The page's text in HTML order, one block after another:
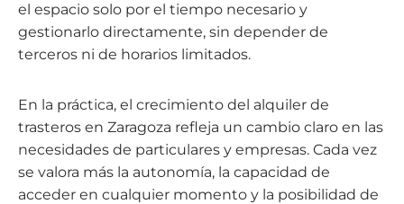
el espacio solo por el tiempo necesario y
gestionarlo directamente, sin depender de
terceros ni de horarios limitados.
En la práctica, el crecimiento del alquiler de
trasteros en Zaragoza refleja un cambio claro en las
necesidades de particulares y empresas. Cada vez
se valora más la autonomía, la capacidad de
acceder en cualquier momento y la posibilidad de